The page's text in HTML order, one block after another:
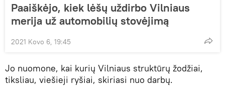
Paaiškėjo, kiek lėšų uždirbo Vilniaus
merija už automobilių stovėjimą
2021 Kovo 6, 19:45
Jo nuomone, kai kurių Vilniaus struktūrų žodžiai,
tiksliau, viešieji ryšiai, skiriasi nuo darbų.